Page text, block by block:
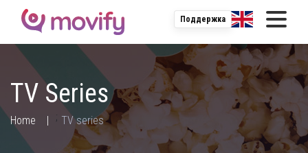
Поддержка
TV Series
Home ; TV series